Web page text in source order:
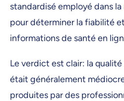
standardisé employé dans
pour déterminer la fiabilité
informations de santé en
Le verdict est clair: la
était généralement
produites par des